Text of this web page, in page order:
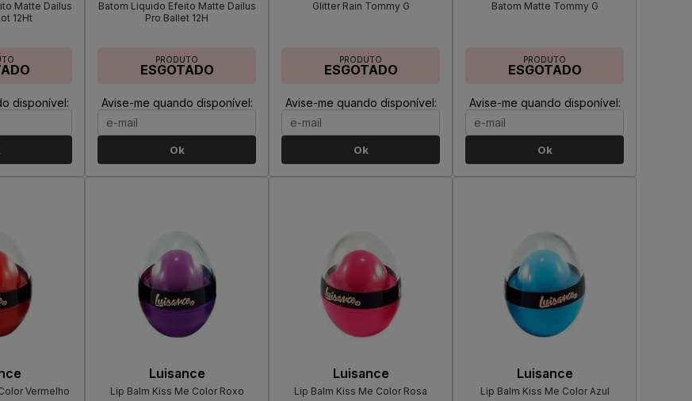
Matte Dailus
12Ht
disponível:
Batom Liquido Efeito Matte Dailus
Pro Ballet 12H
PRODUTO
ESGOTADO
Avise-me quando disponível:
Ok
Glitter Rain Tommy G
PRODUTO
ESGOTADO
Avise-me quando disponível:
Ok
Batom Matte Tommy G
PRODUTO
ESGOTADO
Avise-me quando disponível:
Ok
Vermelho
Luisance
Lip Balm Kiss Me Color Roxo
Luisance
Lip Balm Kiss Me Color Rosa
Luisance
Lip Balm Kiss Me Color Azul